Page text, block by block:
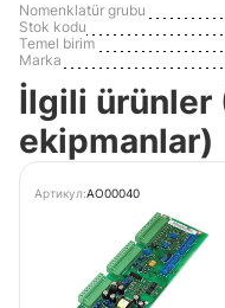
Nomenklatür grubu
Stok kodu
Temel birim
Marka
İlgili ürünler
ekipmanlar)
Артикул:AO00040